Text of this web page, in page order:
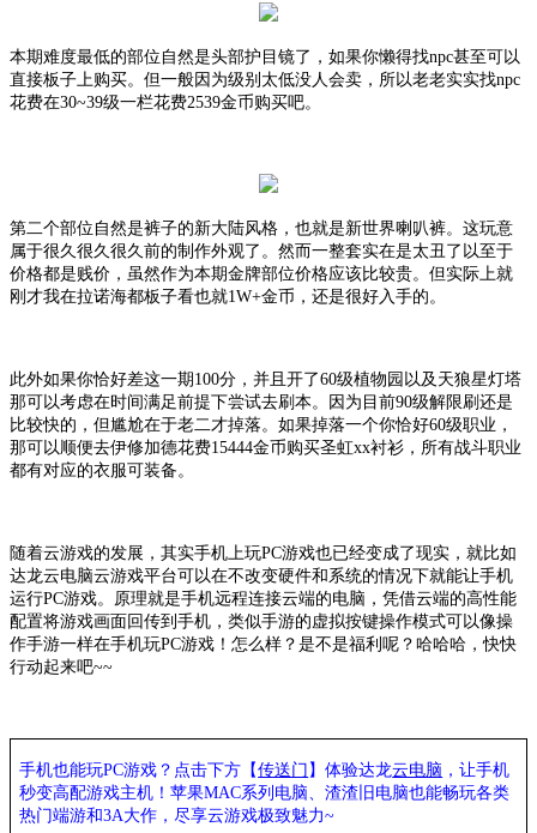
本期难度最低的部位自然是头部护目镜了，如果你懒得找npc甚至可以
直接板子上购买。但一般因为级别太低没人会卖，所以老老实实找npc
花费在30~39级一栏花费2539金币购买吧。
第二个部位自然是裤子的新大陆风格，也就是新世界喇叭裤。这玩意
属于很久很久很久前的制作外观了。然而一整套实在是太丑了以至于
价格都是贱价，虽然作为本期金牌部位价格应该比较贵。但实际上就
刚才我在拉诺海都板子看也就1W+金币，还是很好入手的。
此外如果你恰好差这一期 100分，并且开了60级植物园以及天狼星灯塔
那可以考虑在时间满足前提下尝试去刷本。因为目前90级解限刷还是
比较快的，但尴尬在于老二才掉落。如果掉落一个你恰好60级职业，
那可以顺便去伊修加德花费15444金币购买圣虹xx衬衫，所有战斗职业
都有对应的衣服可装备。
随着云游戏的发展，其实手机上玩PC游戏也已经变成了现实，就比如
达龙云电脑云游戏平台可以在不改变硬件和系统的情况下就能让手机
运行PC游戏。原理就是手机远程连接云端的电脑，凭借云端的高性能
配置将游戏画面回传到手机，类似手游的虚拟按键操作模式可以像操
作手游一样在手机玩PC游戏！怎么样？是不是福利呢？哈哈哈，快快
行动起来吧~~
手机也能玩PC游戏？点击下方【传送门 】体验达龙云电脑 ，让手机
秒变高配游戏主机 ！苹果MAC系列电脑、渣渣旧电脑也能畅玩各类
热门端游和3A大作， 尽享云游戏极致魅力~